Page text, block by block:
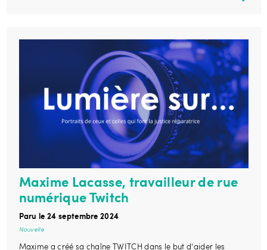
Maxime Lacasse, travailleur de rue
numérique Twitch
Paru le 24 septembre 2024
Nouvelle
Maxime a créé sa chaîne TWITCH dans le but d'aider les